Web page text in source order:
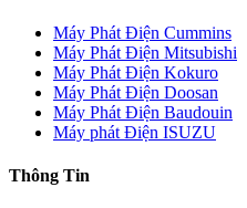
Máy Phát Điện Cummins
Máy Phát Điện Mitsubishi
Máy Phát Điện Kokuro
Máy Phát Điện Doosan
Máy Phát Điện Baudouin
Máy phát Điện ISUZU
Thông Tin